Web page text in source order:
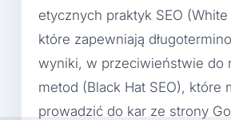
etycznych praktyk SEO (White
które zapewniają
wyniki, w przeciwieństwie do
metod (Black Hat SEO), które
prowadzić do kar ze strony